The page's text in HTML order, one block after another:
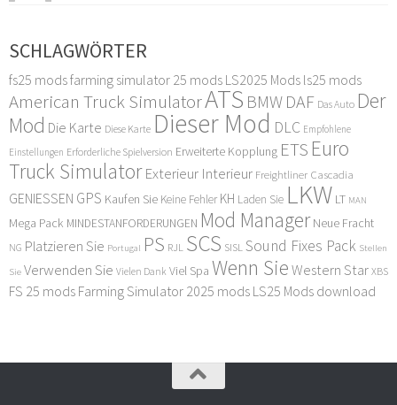
SCHLAGWÖRTER
fs25 modsfarming simulator 25 mods LS2025 Mods ls25 mods
American Truck SimulatorATS BMW DAF Das Auto Der
Mod Die Karte Diese Karte Dieser Mod DLC Empfohlene
Einstellungen Erforderliche Spielversion Erweiterte Kopplung ETS Euro
Truck Simulator Exterieur Interieur Freightliner Cascadia
GENIESSEN GPS Kaufen Sie Keine Fehler KH Laden Sie LKW LT MAN
Mega Pack MINDESTANFORDERUNGEN Mod Manager Neue Fracht
NG Platzieren Sie Portugal PS RJL SCS SISL Sound Fixes Pack Stellen
Sie Verwenden Sie Vielen Dank Viel Spa Wenn Sie Western Star XBS
FS 25 mods Farming Simulator 2025 mods LS25 Mods download